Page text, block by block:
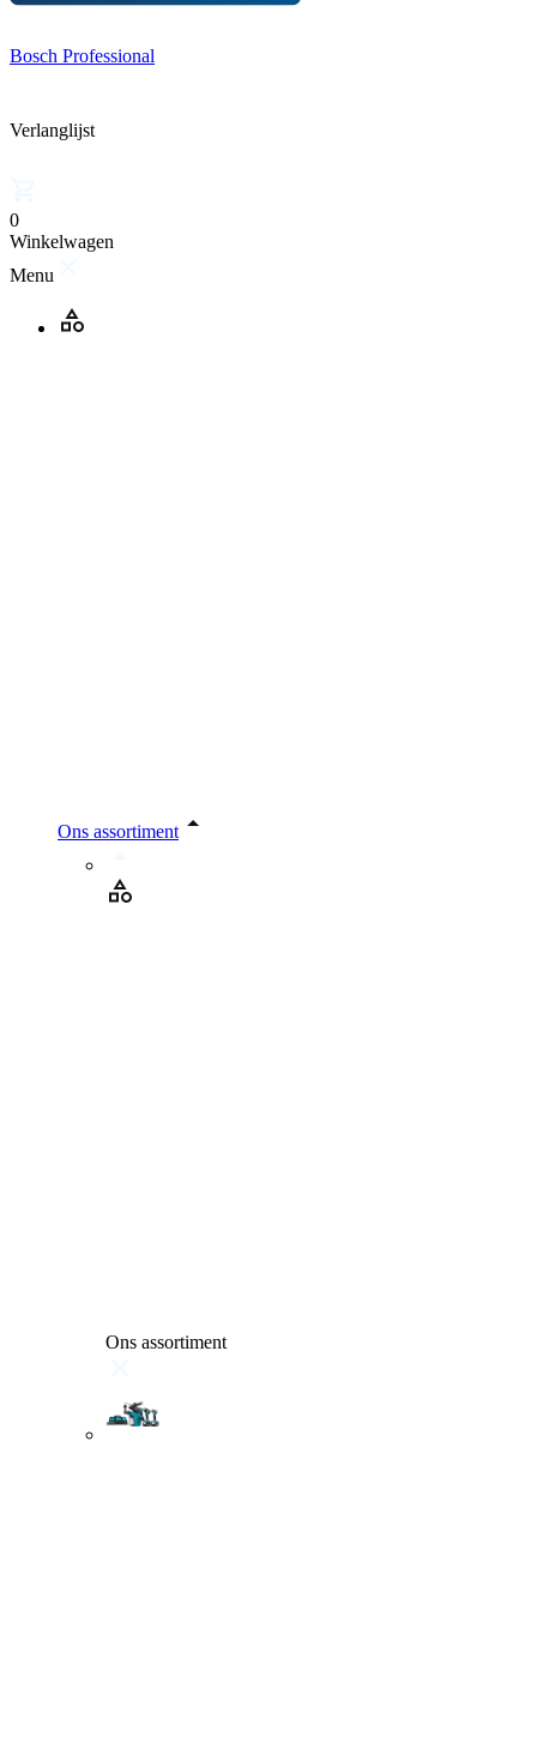
Bosch Professional
Verlanglijst
0
Winkelwagen
Menu
Ons assortiment
Ons assortiment